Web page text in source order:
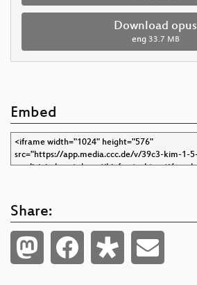
Download opus
eng 33.7 MB
Embed
Share: